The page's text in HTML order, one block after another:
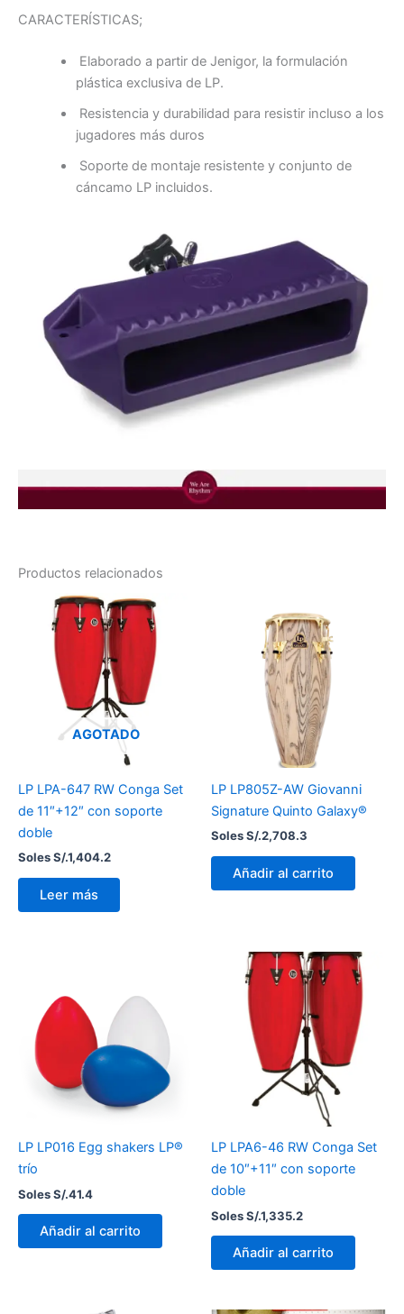
CARACTERÍSTICAS;
Elaborado a partir de Jenigor, la formulación
plástica exclusiva de LP.
Resistencia y durabilidad para resistir incluso a los
jugadores más duros
Soporte de montaje resistente y conjunto de
cáncamo LP incluidos.
Productos relacionados
AGOTADO
LP LPA-647 RW Conga Set
de 11″+12″ con soporte
doble
Soles S/.1,404.2
Leer más
LP LP805Z-AW Giovanni
Signature Quinto Galaxy®
Soles S/.2,708.3
Añadir al carrito
LP LP016 Egg shakers LP®
trío
Soles S/.41.4
Añadir al carrito
LP LPA6-46 RW Conga Set
de 10″+11″ con soporte
doble
Soles S/.1,335.2
Añadir al carrito